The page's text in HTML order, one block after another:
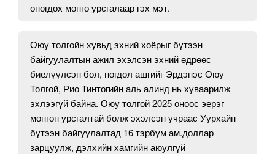
оногдох мөнгө урсгалаар гэх мэт.
Оюу толгойн хувьд эхний хоёрыг бүтээн
байгуулалтын ажил эхэлсэн эхний өдрөөс
биелүүлсэн бол, ногдол ашгийг Эрдэнэс Оюу
Толгой, Рио Тинтогийн аль алинд нь хуваарилж
эхлээгүй байна. Оюу толгой 2025 оноос эерэг
мөнгөн урсгалтай болж эхэлсэн учраас Уурхайн
бүтээн байгуулалтад 16 тэрбум ам.доллар
зарцуулж, дэлхийн хамгийн аюулгүй